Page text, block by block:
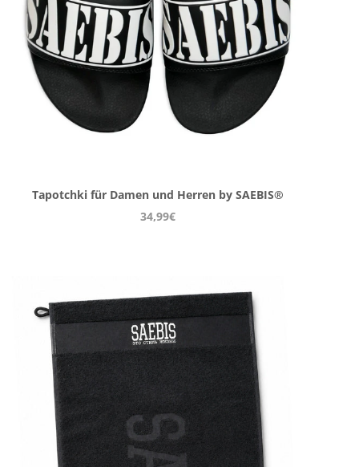
Tapotchki für Damen und Herren by SAEBIS®
34,99€